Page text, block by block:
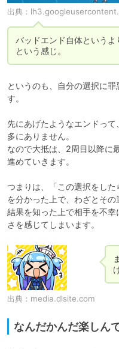
出典：
バッドエンド自体という
という感じ。
というのも、自分の選択に
す。
先にあげたようなエンドっ
多にありません。
なので大抵は、2周目以降に
進めていきます。
つまりは、「この選択をし
を分かった上で、わざとその
結果を知った上で相手を不
さを感じてしまいます。
出典： media.dlsite.com
なんだかんだ楽しん